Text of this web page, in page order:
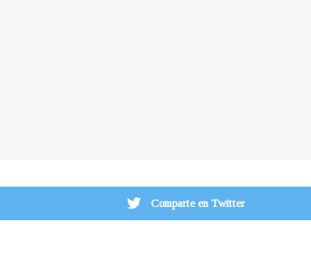
Comparte en Twitter